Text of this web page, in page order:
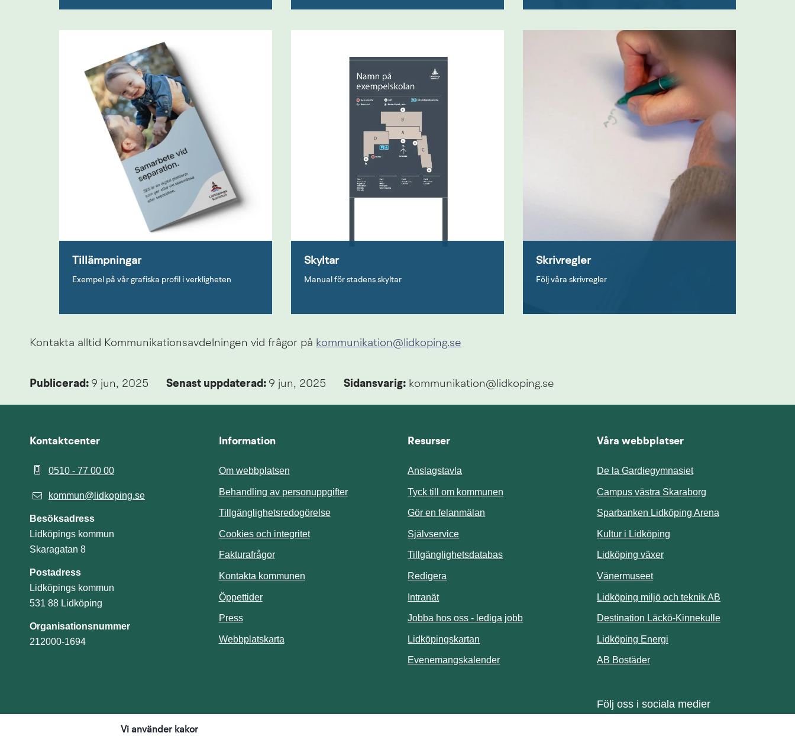
Vi använder kakor
Tillämpningar
Exempel på vår grafiska profil i verkligheten
Skyltar
Manual för stadens skyltar
Skrivregler
Följ våra skrivregler
Kontakta alltid Kommunikationsavdelningen vid frågor på kommunikation@lidkoping.se
Publicerad: 9 jun, 2025 Senast uppdaterad: 9 jun, 2025 Sidansvarig: kommunikation@lidkoping.se
Kontaktcenter
0510 - 77 00 00
kommun@lidkoping.se
Besöksadress
Lidköpings kommun
Skaragatan 8
Postadress
Lidköpings kommun
531 88 Lidköping
Organisationsnummer
212000-1694
Information
Om webbplatsen
Behandling av personuppgifter
Tillgänglighetsredogörelse
Cookies och integritet
Fakturafrågor
Kontakta kommunen
Öppettider
Press
Webbplatskarta
Resurser
Anslagstavla
Tyck till om kommunen Länk till annan webbplats.
Gör en felanmälan
SjälvserviceLänk till annan webbplats.
TillgänglighetsdatabasLänk till annan webbplats.
Redigera
IntranätLänk till annan webbplats.
Jobba hos oss - lediga jobb
Lidköpingskartan
EvenemangskalenderLänk till annan webbplats.
Våra webbplatser
De la Gardiegymnasiet
Campus västra Skaraborg
Sparbanken Lidköping Arena
Kultur i Lidköping
Lidköping växer
Vänermuseet
Lidköping miljö och teknik AB
Destination Läckö-KinnekulleLänk till annan
Lidköping EnergiLänk till annan webbplats.
AB BostäderLänk till annan webbplats.
Följ oss i sociala medier